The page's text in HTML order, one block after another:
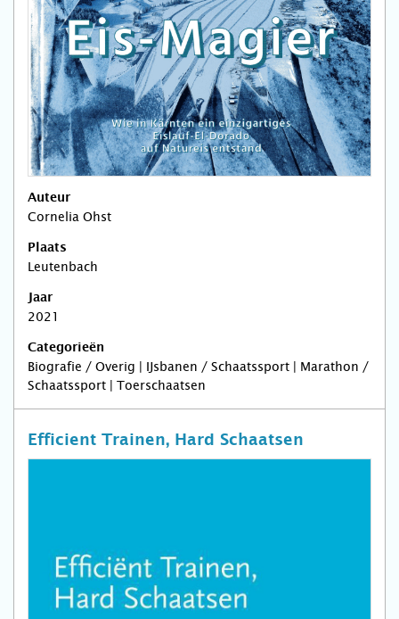
Auteur
Cornelia Ohst
Plaats
Leutenbach
Jaar
2021
Categorieën
Biografie / Overig | IJsbanen / Schaatssport | Marathon /
Schaatssport | Toerschaatsen
Efficient Trainen, Hard Schaatsen